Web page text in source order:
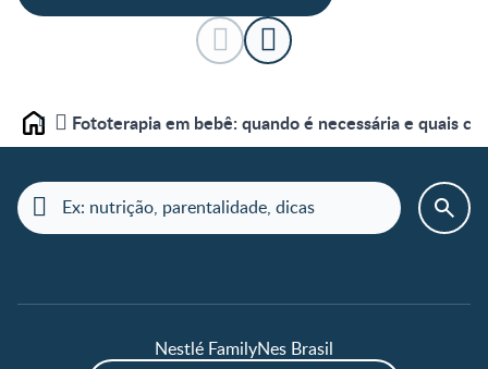
Home Fototerapia em bebê: quando é necessária e quais
Nestlé FamilyNes Brasil